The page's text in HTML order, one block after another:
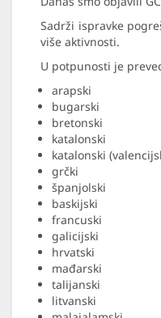
Sadrži ispravke
više aktivnosti.
U potpunosti je
arapski
bugarski
bretonski
katalonski
katalonski
grčki
španjolski
baskijski
francuski
galicijski
hrvatski
mađarski
talijanski
litvanski